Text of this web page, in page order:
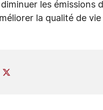
les émissions
la qualité de
Facebook